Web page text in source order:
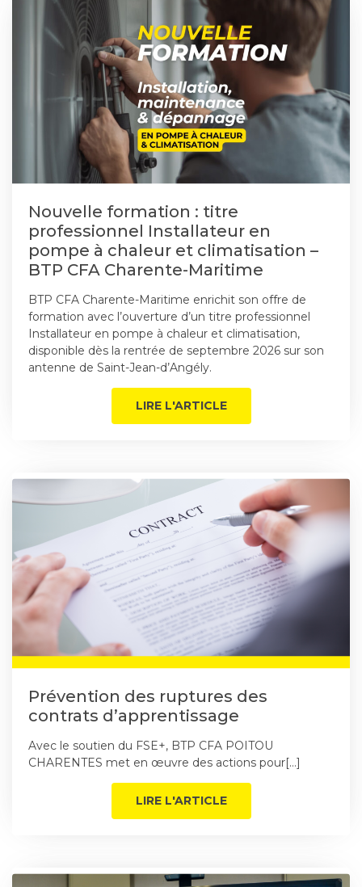
Nouvelle formation : titre
professionnel Installateur en
pompe à chaleur et climatisation –
BTP CFA Charente-Maritime
BTP CFA Charente-Maritime enrichit son offre de
formation avec l’ouverture d’un titre professionnel
Installateur en pompe à chaleur et climatisation,
disponible dès la rentrée de septembre 2026 sur son
antenne de Saint-Jean-d’Angély.
LIRE L'ARTICLE
Prévention des ruptures des
contrats d’apprentissage
Avec le soutien du FSE+, BTP CFA POITOU
CHARENTES met en œuvre des actions pour[…]
LIRE L'ARTICLE